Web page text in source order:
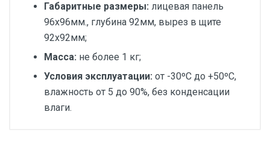
Габаритные размеры: лицевая панель
96х96мм., глубина 92мм, вырез в щите
92х92мм;
Масса: не более 1 кг;
Условия эксплуатации: от -30ºС до +50ºС,
влажность от 5 до 90%, без конденсации
влаги.